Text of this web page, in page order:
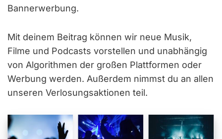
Bannerwerbung.
Mit deinem Beitrag können wir neue Musik,
Filme und Podcasts vorstellen und unabhängig
von Algorithmen der großen Plattformen oder
Werbung werden. Außerdem nimmst du an allen
unseren Verlosungsaktionen teil.